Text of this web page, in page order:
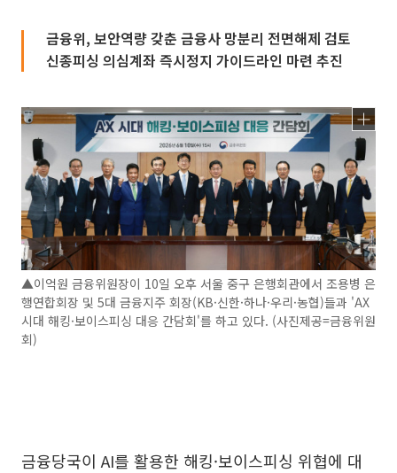
금융위, 보안역량 갖춘 금융사 망분리 전면해제 검토
신종피싱 의심계좌 즉시정지 가이드라인 마련 추진
▲이억원 금융위원장이 10일 오후 서울 중구 은행회관에서 조용병 은
행연합회장 및 5대 금융지주 회장(KB·신한·하나·우리·농협)들과 'AX
시대 해킹·보이스피싱 대응 간담회'를 하고 있다. (사진제공=금융위원
회)
금융당국이 AI를 활용한 해킹·보이스피싱 위협에 대